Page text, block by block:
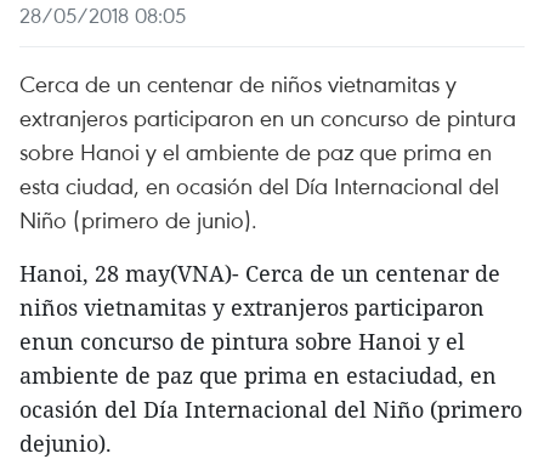
28/05/2018 08:05
Cerca de un centenar de niños vietnamitas y
extranjeros participaron en un concurso de pintura
sobre Hanoi y el ambiente de paz que prima en
esta ciudad, en ocasión del Día Internacional del
Niño (primero de junio).
Hanoi, 28 may(VNA)- Cerca de un centenar de
niños vietnamitas y extranjeros participaron
enun concurso de pintura sobre Hanoi y el
ambiente de paz que prima en estaciudad, en
ocasión del Día Internacional del Niño (primero
dejunio).